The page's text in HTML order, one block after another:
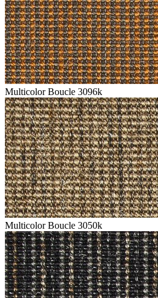
Multicolor Boucle 3096k
Multicolor Boucle 3050k